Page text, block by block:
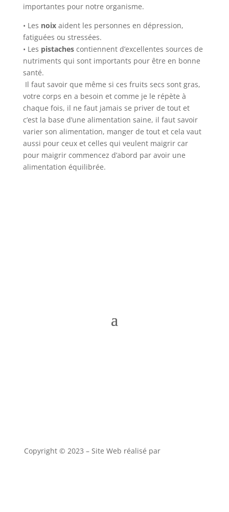
importantes pour notre organisme.
• Les noixaident les personnes en dépression,
fatiguées ou stressées.
• Les pistaches contiennent d’excellentes sources de
nutriments qui sont importants pour être en bonne
santé.
Il faut savoir que même si ces fruits secs sont gras,
votre corps en a besoin et comme je le répète à
chaque fois, il ne faut jamais se priver de tout et
c’est la base d’une alimentation saine, il faut savoir
varier son alimentation, manger de tout et cela vaut
aussi pour ceux et celles qui veulent maigrir car
pour maigrir commencez d’abord par avoir une
alimentation équilibrée.
Copyright © 2023 – Site Web réalisé par